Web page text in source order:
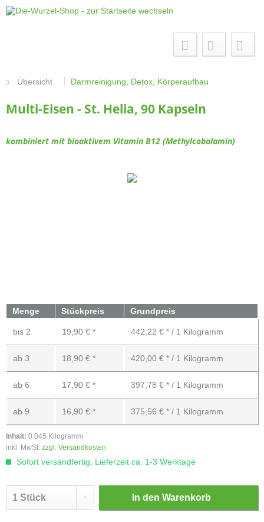
Übersicht Darmreinigung, Detox, Körperaufbau
Multi-Eisen - St. Helia, 90 Kapseln
kombiniert mit bioaktivem Vitamin B12 (Methylcobalamin)
Menge Stückpreis Grundpreis
bis 2 19,90 € * 442,22 € * / 1 Kilogramm
ab 3 18,90 € * 420,00 € * / 1 Kilogramm
ab 6 17,90 € * 397,78 € * / 1 Kilogramm
ab 9 16,90 € * 375,56 € * / 1 Kilogramm
Inhalt: 0.045 Kilogramm
inkl. MwSt. zzgl. Versandkosten
Sofort versandfertig, Lieferzeit ca. 1-3 Werktage
In den Warenkorb